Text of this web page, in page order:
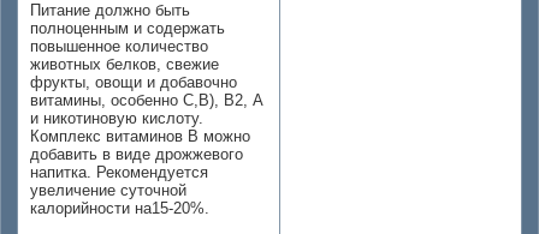
Питание должно быть
полноценным и содержать
повышенное количество
животных белков, свежие
фрукты, овощи и добавочно
витамины, особенно С,В), В2, А
и никотиновую кислоту.
Комплекс витаминов В можно
добавить в виде дрожжевого
напитка. Рекомендуется
увеличение суточной
калорийности на15-20%.